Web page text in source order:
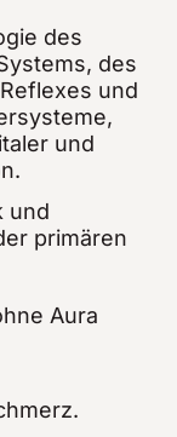
des
des
und
und
und
primären
Aura